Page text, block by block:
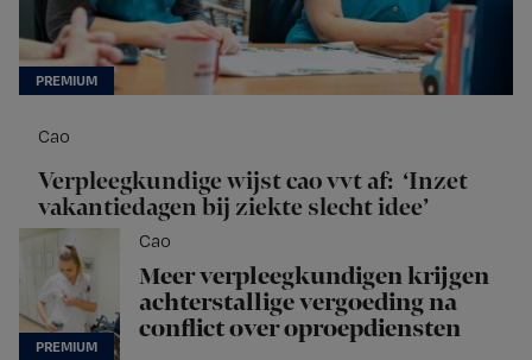
Cao
Verpleegkundige wijst cao vvt af: ‘Inzet
vakantiedagen bij ziekte slecht idee’
Cao
Meer verpleegkundigen krijgen
achterstallige vergoeding na
conflict over oproepdiensten